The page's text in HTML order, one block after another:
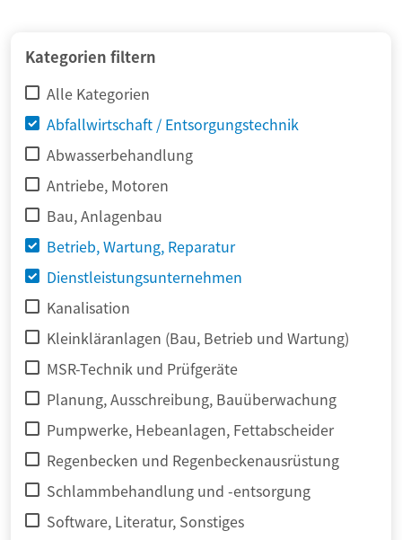
Kategorien filtern
Alle Kategorien
Abfallwirtschaft / Entsorgungstechnik
Abwasserbehandlung
Antriebe, Motoren
Bau, Anlagenbau
Betrieb, Wartung, Reparatur
Dienstleistungsunternehmen
Kanalisation
Kleinkläranlagen (Bau, Betrieb und Wartung)
MSR-Technik und Prüfgeräte
Planung, Ausschreibung, Bauüberwachung
Pumpwerke, Hebeanlagen, Fettabscheider
Regenbecken und Regenbeckenausrüstung
Schlammbehandlung und -entsorgung
Software, Literatur, Sonstiges